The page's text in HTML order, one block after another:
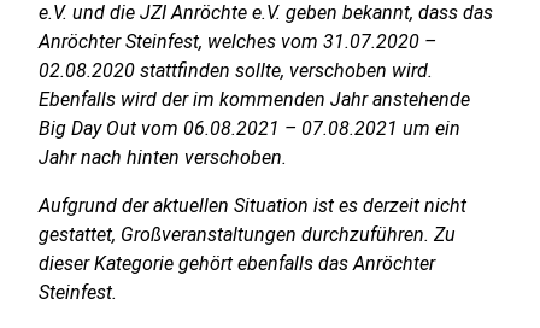
e.V. und die JZI Anröchte e.V. geben bekannt, dass das
Anröchter Steinfest, welches vom 31.07.2020 –
02.08.2020 stattfinden sollte, verschoben wird.
Ebenfalls wird der im kommenden Jahr anstehende
Big Day Out vom 06.08.2021 – 07.08.2021 um ein
Jahr nach hinten verschoben.
Aufgrund der aktuellen Situation ist es derzeit nicht
gestattet, Großveranstaltungen durchzuführen. Zu
dieser Kategorie gehört ebenfalls das Anröchter
Steinfest.